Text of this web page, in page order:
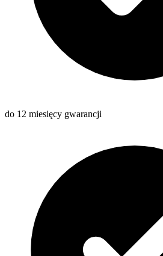
do 12 miesięcy gwarancji